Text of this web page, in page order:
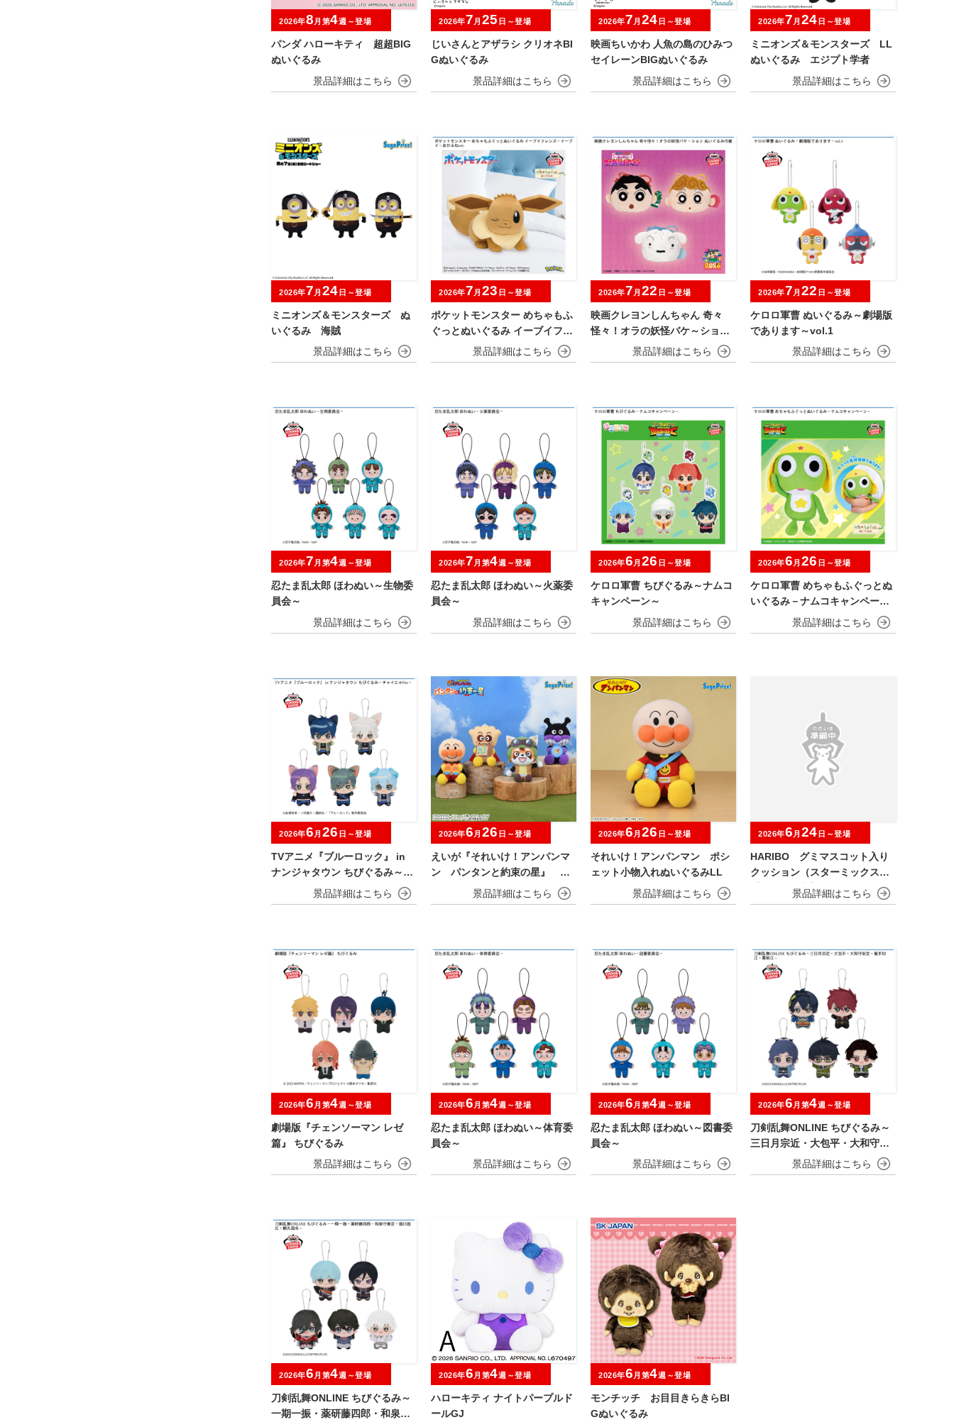
パンダ ハローキティ 超超BIG
ぬいぐるみ
2026年8 月第4週～登場
じいさんとアザラシ クリオネBI
Gぬいぐるみ
2026年7 月 25 日～登場
映画ちいかわ 人魚の島のひみつ
セイレーンBIGぬいぐるみ
2026年7 月 24 日～登場
ミニオンズ＆モンスターズ LL
ぬいぐるみ エジプト学者
2026年7 月 24 日～登場
ミニオンズ＆モンスターズ ぬ
いぐるみ 海賊
2026年7 月 24 日～登場
ポケットモンスター めちゃもふ
ぐっとぬいぐるみ イーブイフレ
ンズ～イーブイ～おひるねver.
2026年7 月 23 日～登場
映画クレヨンしんちゃん 奇々
怪々！オラの妖怪バケ～ション
ぬいぐるみ巾着
2026年7 月 22 日～登場
ケロロ軍曹 ぬいぐるみ～劇場版
であります～vol.1
2026年7 月 22 日～登場
忍たま乱太郎 ほわぬい～生物委
員会～
2026年7 月第4週～登場
忍たま乱太郎 ほわぬい～火薬委
員会～
2026年7 月第4週～登場
ケロロ軍曹 ちびぐるみ～ナムコ
キャンペーン～
2026年6 月 26 日～登場
ケロロ軍曹 めちゃもふぐっとぬ
いぐるみ－ナムコキャンペーン
2026年6 月 26 日～登場
TVアニメ『ブルーロック』 in
ナンジャタウン ちびぐるみ～チ
ャイにゃFes～
2026年6 月 26 日～登場
えいが『それいけ！アンパンマ
ン パンタンと約束の星』 ぬ
2026年6 月 26 日～登場
それいけ！アンパンマン ポシ
ェット小物入れぬいぐるみLL
2026年6 月 26 日～登場
HARIBO グミマスコット入り
クッション（スターミックス）
【ナムコ限定】
2026年6 月 24 日～登場
劇場版『チェンソーマン レゼ
篇』 ちびぐるみ
2026年6 月第4週～登場
忍たま乱太郎 ほわぬい～体育委
員会～
2026年6 月第4週～登場
忍たま乱太郎 ほわぬい～図書委
員会～
2026年6 月第4週～登場
刀剣乱舞ONLINE ちびぐるみ～
三日月宗近・大包平・大和守安
定・篭手切江・豊前江～
2026年6 月第4週～登場
刀剣乱舞ONLINE ちびぐるみ～
一期一振・薬研藤四郎・和泉守
2026年6 月第4週～登場
ハローキティ ナイトパープルド
ールGJ
2026年6 月第4週～登場
モンチッチ お目目きらきらBI
Gぬいぐるみ
2026年6 月第4週～登場